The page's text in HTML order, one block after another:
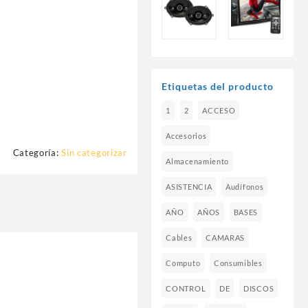
Categoría:Sin categorizar
Etiquetas del producto
1 2 ACCESO
Accesorios
Almacenamiento
ASISTENCIA Audífonos
AÑO AÑOS BASES
Cables CAMARAS
Computo Consumibles
CONTROL DE DISCOS